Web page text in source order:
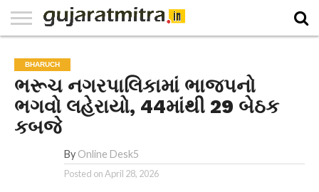
PAPER
NATIONAL
WORLD
BUSINESS
SPORTS
GUJARAT
OPINION
MORE
BHARUCH
ભરૂચ નગરપાલિકામાં ભાજપનો
ભગવો લહેરાયો, 44માંથી 29 બેઠક
કબજે
By Online Desk5
Posted onApril 28, 2026